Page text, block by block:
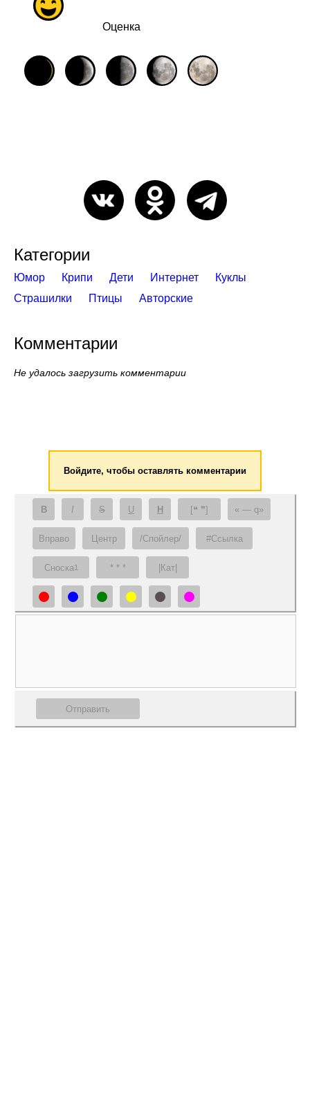
Оценка
Категории
Юмор Крипи Дети Интернет
Куклы
Страшилки
Птицы Авторские
Комментарии
Не удалось загрузить комментарии
Войдите, чтобы оставлять комментарии
B I S U H [❝ ❞] — q
Вправо Центр /Спойлер/ #Ссылка
Сноска1 * * * |Кат|